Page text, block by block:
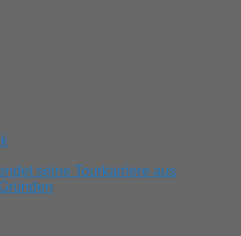
seine Tourkarriere aus